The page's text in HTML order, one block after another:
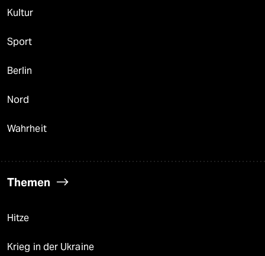
Kultur
Sport
Berlin
Nord
Wahrheit
Themen
Hitze
Krieg in der Ukraine